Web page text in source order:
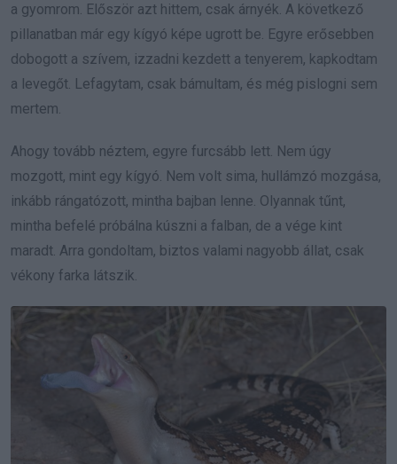
a gyomrom. Először azt hittem, csak árnyék. A következő
pillanatban már egy kígyó képe ugrott be. Egyre erősebben
dobogott a szívem, izzadni kezdett a tenyerem, kapkodtam
a levegőt. Lefagytam, csak bámultam, és még pislogni sem
mertem.
Ahogy tovább néztem, egyre furcsább lett. Nem úgy
mozgott, mint egy kígyó. Nem volt sima, hullámzó mozgása,
inkább rángatózott, mintha bajban lenne. Olyannak tűnt,
mintha befelé próbálna kúszni a falban, de a vége kint
maradt. Arra gondoltam, biztos valami nagyobb állat, csak
vékony farka látszik.